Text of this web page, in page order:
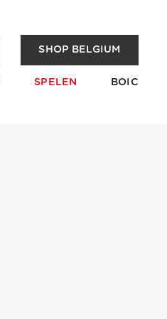
SHOP BELGIUM
SPELEN BOIC